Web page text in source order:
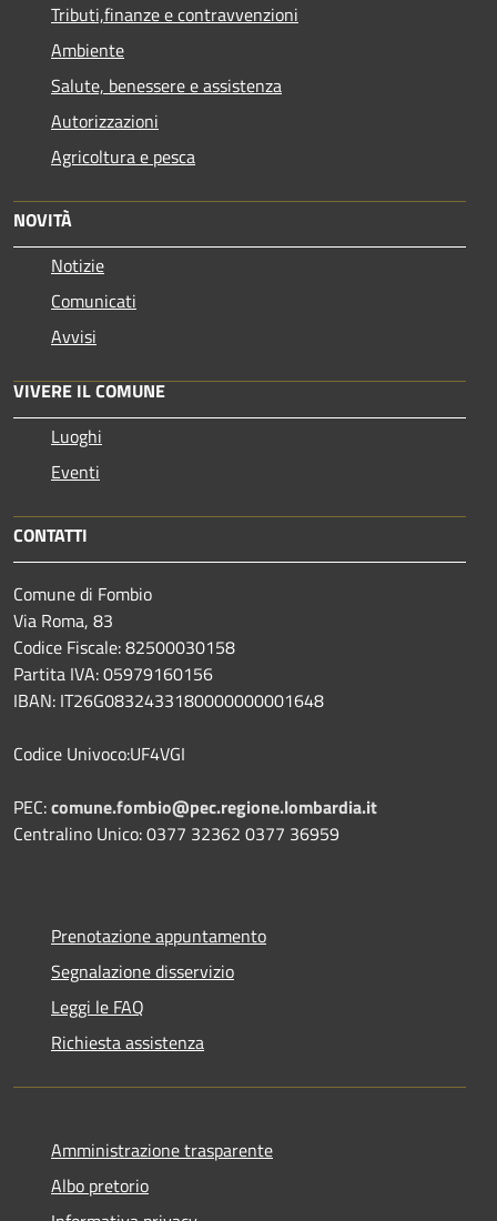
Tributi,finanze e contravvenzioni
Ambiente
Salute, benessere e assistenza
Autorizzazioni
Agricoltura e pesca
NOVITÀ
Notizie
Comunicati
Avvisi
VIVERE IL COMUNE
Luoghi
Eventi
CONTATTI
Comune di Fombio
Via Roma, 83
Codice Fiscale: 82500030158
Partita IVA: 05979160156
IBAN: IT26G0832433180000000001648
Codice Univoco:UF4VGI
PEC:comune.fombio@pec.regione.lombardia.it
Centralino Unico: 0377 32362 0377 36959
Prenotazione appuntamento
Segnalazione disservizio
Leggi le FAQ
Richiesta assistenza
Amministrazione trasparente
Albo pretorio